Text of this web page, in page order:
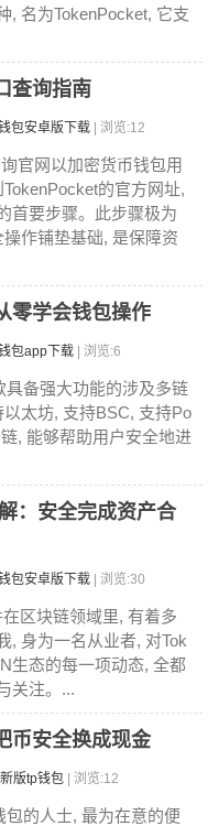
, 名为TokenPocket, 它支
查询指南
包安卓版下载 | 浏览:12
官网以加密货币钱包用
的官方网址,
首要步骤。此步骤极为
作铺垫基础, 是保障资
零学会钱包操作
包app下载 | 浏览:6
具备强大功能的涉及多链
太坊, 支持BSC, 支持Po
, 能够帮助用户安全地进
：安全完成资产合
包安卓版下载 | 浏览:30
区块链领域里, 有着多
, 身为一名从业者, 对Tok
生态的每一项动态, 全都
关注。...
币安全换成现金
版tp钱包 | 浏览:12
包的人士, 最为在意的便